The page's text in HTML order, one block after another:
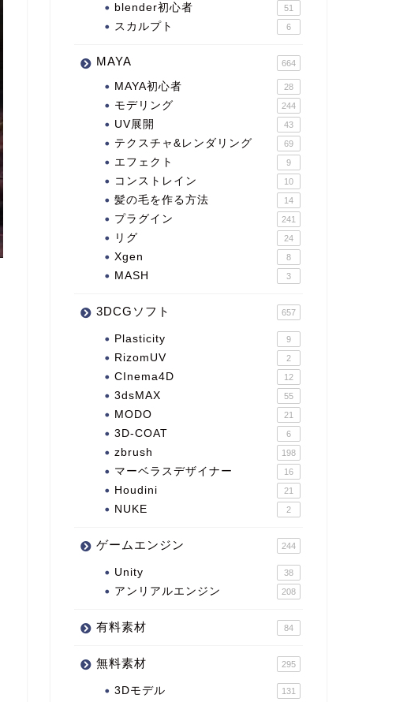
blender初心者 51
スカルプト 6
MAYA 664
MAYA初心者 28
モデリング 244
UV展開 43
テクスチャ&レンダリング 69
エフェクト 9
コンストレイン 10
髪の毛を作る方法 14
プラグイン 241
リグ 24
Xgen 8
MASH 3
3DCGソフト 657
Plasticity 9
RizomUV 2
CInema4D 12
3dsMAX 55
MODO 21
3D-COAT 6
zbrush 198
マーベラスデザイナー 16
Houdini 21
NUKE 2
ゲームエンジン 244
Unity 38
アンリアルエンジン 208
有料素材 84
無料素材 295
3Dモデル 131